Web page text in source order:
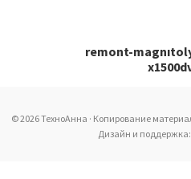
remont-
© 2026 ТехноАнна · Копирование
Дизайн и